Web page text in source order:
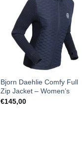
Bjorn Daehlie Comfy Full
Zip Jacket – Women’s
€145,00